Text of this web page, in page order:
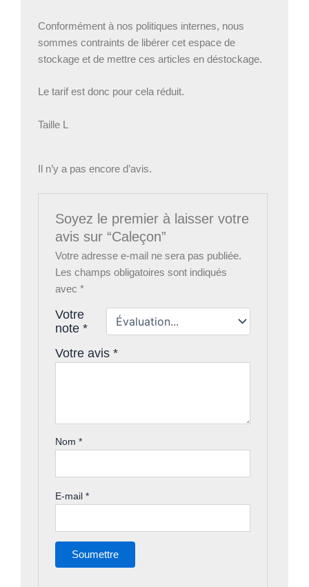
Conformément à nos politiques internes, nous
sommes contraints de libérer cet espace de
stockage et de mettre ces articles en déstockage.
Le tarif est donc pour cela réduit.
Taille L
Il n’y a pas encore d’avis.
Soyez le premier à laisser votre
avis sur “Caleçon”
Votre adresse e-mail ne sera pas publiée.
Les champs obligatoires sont indiqués
avec*
Votre
note*
Votre avis*
Nom*
E-mail*